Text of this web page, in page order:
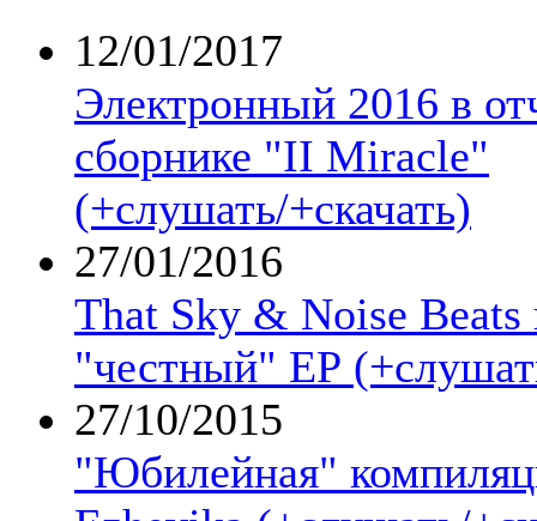
12/01/2017
Электронный 2016 в
сборнике "II Miracle"
(+слушать/+скачать)
27/01/2016
That Sky & Noise Beats
"честный" ЕР
27/10/2015
"Юбилейная"